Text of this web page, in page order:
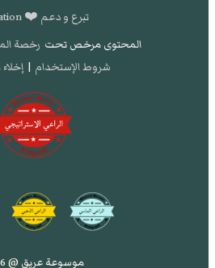
تبرع و دعم ❤️ donation
المحتوى مرخص تحت رخصة
شروط الإستخدام |
موسوعة عريق @ 2026